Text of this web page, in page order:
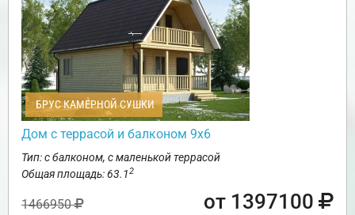
БРУС КАМЕРНОЙ СУШКИ
Дом с террасой и балконом 9х6
Тип: с балконом, с маленькой террасой
Общая площадь: 63.12
1466950 от 1397100